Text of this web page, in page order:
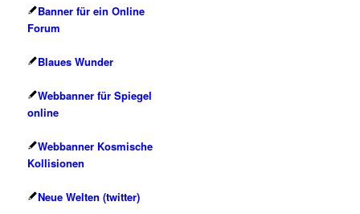
Banner für ein Online
Forum
Blaues Wunder
Webbanner für Spiegel
online
Webbanner Kosmische
Kollisionen
Neue Welten (twitter)